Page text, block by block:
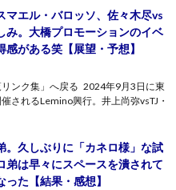
マエル・バロッソ、佐々木尽vs
み。大橋プロモーションのイベ
がある笑【展望・予想】
リンク集」へ戻る 2024年9月3日に東
されるLemino興行。井上尚弥vsTJ・
。久しぶりに「カネロ様」な試
弟は早々にスペースを潰されて
た【結果・感想】